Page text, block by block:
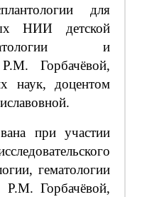
для
НИИ детской
и
Горбачёвой,
наук, доцентом
при участии
гематологии
Р.М. Горбачёвой,